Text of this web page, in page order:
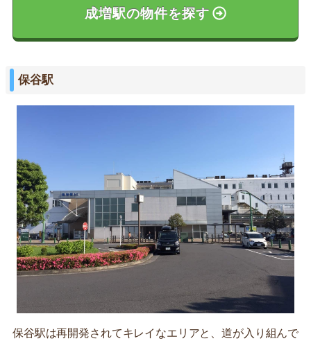
成増駅の物件を探す
保谷駅
保谷駅は再開発されてキレイなエリアと、道が入り組んで